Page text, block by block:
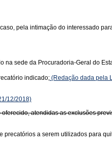
pela intimação do interessado
na sede da Procuradoria-Geral do
indicado; (Redação dada pela
12/2018)
atendidas as exclusões
a serem utilizados para